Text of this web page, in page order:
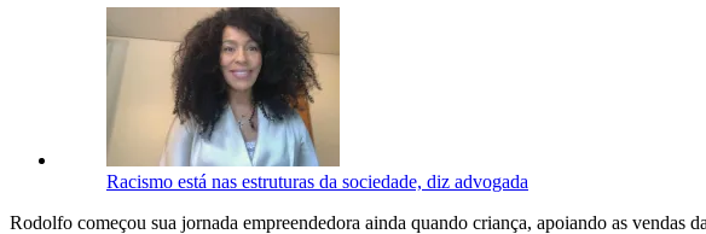
Racismo está nas estruturas da sociedade, diz advogada
Rodolfo começou sua jornada empreendedora ainda quando criança, apoiando as vendas